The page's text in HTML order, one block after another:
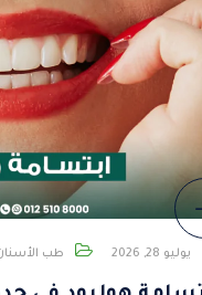
يوليو 26, 2026